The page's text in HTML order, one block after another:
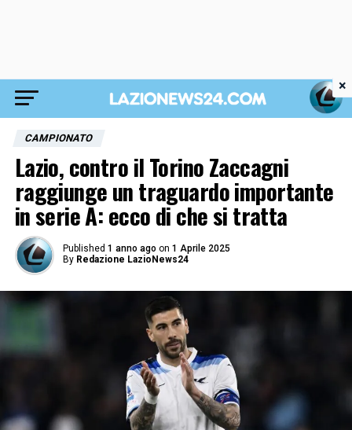
CAMPIONATO
Lazio, contro il Torino Zaccagni
raggiunge un traguardo importante
in serie A: ecco di che si tratta
Published 1 anno ago on 1 Aprile 2025
By Redazione LazioNews24
×